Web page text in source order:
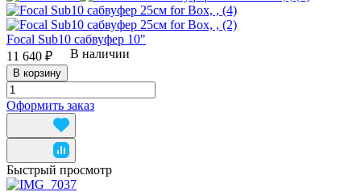
Focal Sub10 сабвуфер 10"
11 640 ₽
В наличии
В корзину
Оформить заказ
Быстрый просмотр